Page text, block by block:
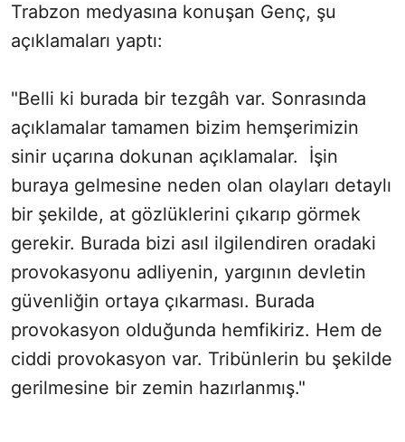
Trabzon medyasına konuşan Genç, şu
açıklamaları yaptı:
"Belli ki burada bir tezgâh var. Sonrasında
açıklamalar tamamen bizim hemşerimizin
sinir uçarına dokunan açıklamalar. İşin
buraya gelmesine neden olan olayları detaylı
bir şekilde, at gözlüklerini çıkarıp görmek
gerekir. Burada bizi asıl ilgilendiren oradaki
provokasyonu adliyenin, yargının devletin
güvenliğin ortaya çıkarması. Burada
provokasyon olduğunda hemfikiriz. Hem de
ciddi provokasyon var. Tribünlerin bu şekilde
gerilmesine bir zemin hazırlanmış."